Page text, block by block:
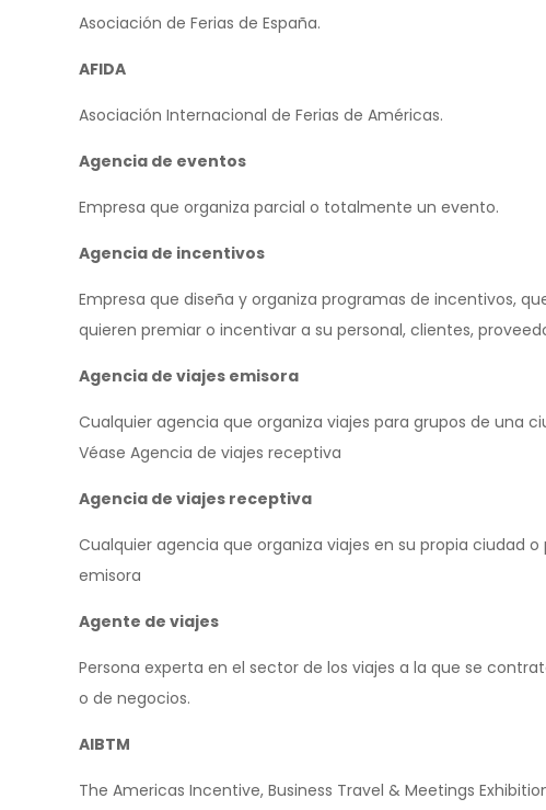
Asociación de Ferias de España.
AFIDA
Asociación Internacional de Ferias de Américas.
Agencia de eventos
Empresa que organiza parcial o totalmente un evento.
Agencia de incentivos
Empresa que diseña y organiza programas de incentivos,
quieren premiar o incentivar a su personal, clientes,
Agencia de viajes emisora
Cualquier agencia que organiza viajes para grupos de una
Véase Agencia de viajes receptiva
Agencia de viajes receptiva
Cualquier agencia que organiza viajes en su propia ciudad
emisora
Agente de viajes
Persona experta en el sector de los viajes a la que se
o de negocios.
AIBTM
The Americas Incentive, Business Travel & Meetings